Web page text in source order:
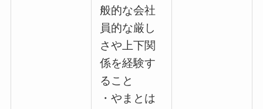
般的な会社
員的な厳し
さや上下関
係を経験す
ること
・やまとは